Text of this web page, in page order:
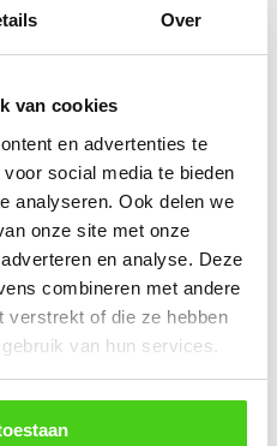
Over
van cookies
en advertenties te
social media te bieden
analyseren. Ook delen we
onze site met onze
en analyse. Deze
combineren met andere
verstrekt of die ze hebben
van hun services.
en Duitsland.
€70,- gratis verstuurd
uur verstuurd.
aan een stuk.
kunt u aangeven bij het